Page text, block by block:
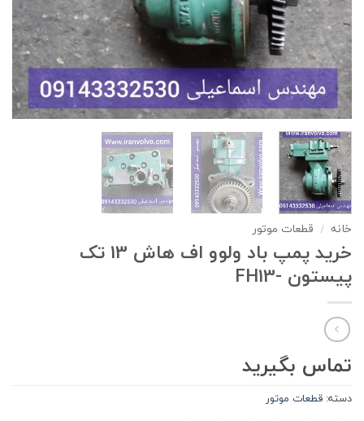
خانه / قطعات موتور
خرید پمپ باد ولوو اف هاش 13 تک‌
پیستون -FH13
تماس بگیرید
دسته: قطعات موتور